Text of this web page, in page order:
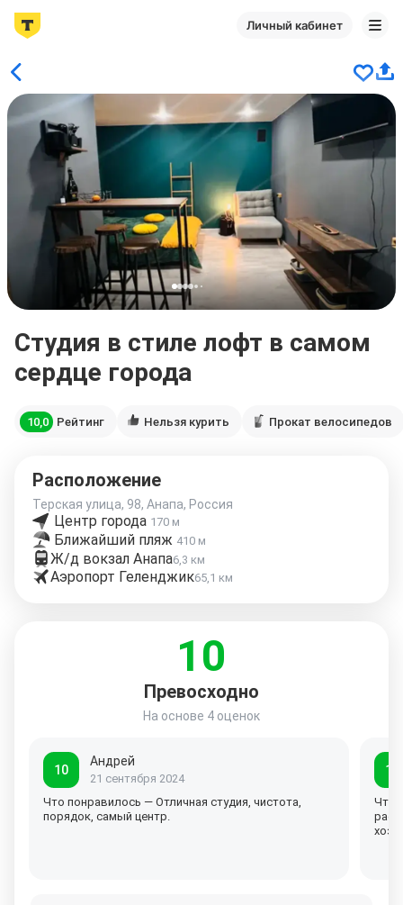
Личный кабинет
Студия в стиле лофт в самом
сердце города
10,0 Рейтинг Нельзя курить Прокат велосипедов
Расположение
Терская улица, 98, Анапа, Россия
Центр города 170 м
Ближайший пляж 410 м
Ж/д вокзал Анапа6,3 км
Аэропорт Геленджик65,1 км
10
Превосходно
На основе 4 оценок
10
Андрей
21 сентября 2024
Что понравилось — Отличная студия, чистота,
порядок, самый центр.
10
Что